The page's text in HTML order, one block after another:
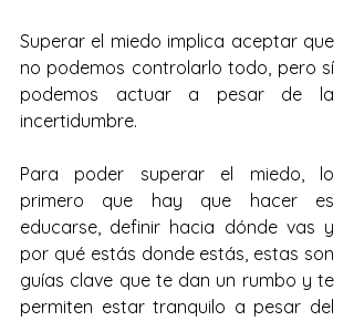
Superar el miedo implica aceptar que
no podemos controlarlo todo, pero sí
podemos actuar a pesar de la
incertidumbre.
Para poder superar el miedo, lo
primero que hay que hacer es
educarse, definir hacia dónde vas y
por qué estás donde estás, estas son
guías clave que te dan un rumbo y te
permiten estar tranquilo a pesar del